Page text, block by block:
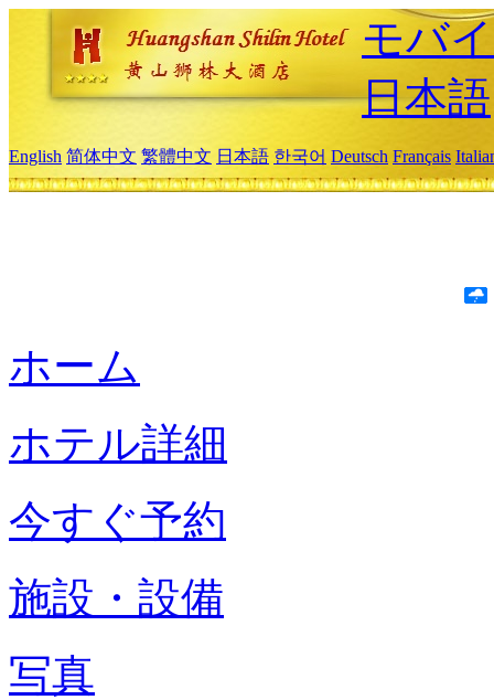
モバ
日本語
English 简体中文 繁體中文 日本語 한국어 Deutsch Français
ホーム
ホテル詳細
今すぐ予約
施設・設備
写真